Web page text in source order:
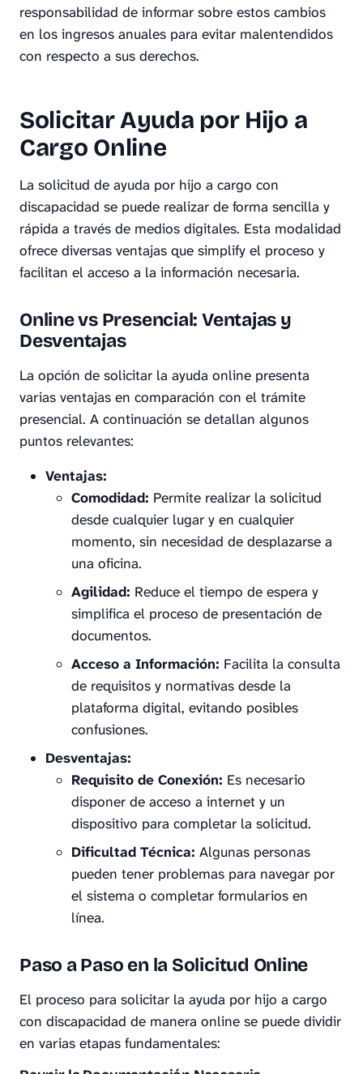
responsabilidad de informar sobre estos cambios
en los ingresos anuales para evitar malentendidos
con respecto a sus derechos.
Solicitar Ayuda por Hijo a
Cargo Online
La solicitud de ayuda por hijo a cargo con
discapacidad se puede realizar de forma sencilla y
rápida a través de medios digitales. Esta modalidad
ofrece diversas ventajas que simplify el proceso y
facilitan el acceso a la información necesaria.
Online vs Presencial: Ventajas y
Desventajas
La opción de solicitar la ayuda online presenta
varias ventajas en comparación con el trámite
presencial. A continuación se detallan algunos
puntos relevantes:
Ventajas:
Comodidad: Permite realizar la solicitud
desde cualquier lugar y en cualquier
momento, sin necesidad de desplazarse a
una oficina.
Agilidad: Reduce el tiempo de espera y
simplifica el proceso de presentación de
documentos.
Acceso a Información: Facilita la consulta
de requisitos y normativas desde la
plataforma digital, evitando posibles
confusiones.
Desventajas:
Requisito de Conexión: Es necesario
disponer de acceso a internet y un
dispositivo para completar la solicitud.
Dificultad Técnica: Algunas personas
pueden tener problemas para navegar por
el sistema o completar formularios en
línea.
Paso a Paso en la Solicitud Online
El proceso para solicitar la ayuda por hijo a cargo
con discapacidad de manera online se puede dividir
en varias etapas fundamentales: